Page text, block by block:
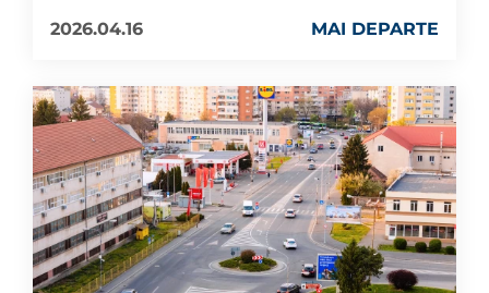
2026.04.16
MAI DEPARTE